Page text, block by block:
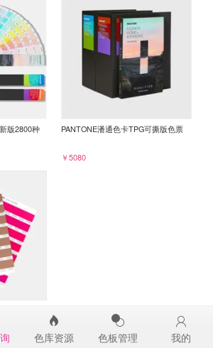
版2800种
PANTONE潘通色卡TPG可撕版色票
￥5080
色库资源 色板管理 我的